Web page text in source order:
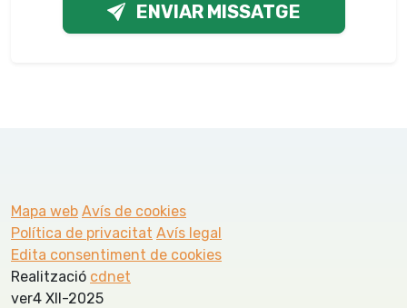
ENVIAR MISSATGE
Mapa web Avís de cookies
Política de privacitat Avís legal
Edita consentiment de cookies
Realització cdnet
ver4 XII-2025